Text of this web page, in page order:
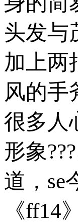
头发与
加上两
风的手
很多人
形象
道，se
《ff14